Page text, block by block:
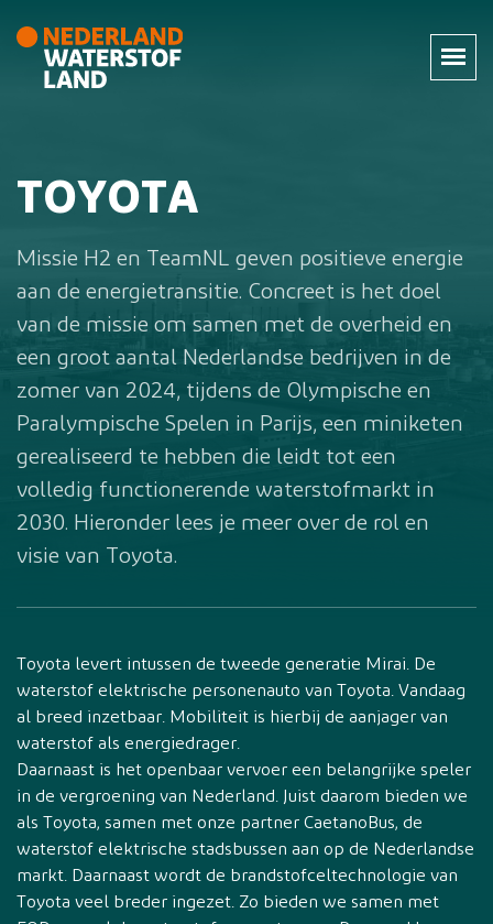
TOYOTA
Missie H2 en TeamNL geven positieve energie
aan de energietransitie. Concreet is het doel
van de missie om samen met de overheid en
een groot aantal Nederlandse bedrijven in de
zomer van 2024, tijdens de Olympische en
Paralympische Spelen in Parijs, een miniketen
gerealiseerd te hebben die leidt tot een
volledig functionerende waterstofmarkt in
2030. Hieronder lees je meer over de rol en
visie van Toyota.
Toyota levert intussen de tweede generatie Mirai. De
waterstof elektrische personenauto van Toyota. Vandaag
al breed inzetbaar. Mobiliteit is hierbij de aanjager van
waterstof als energiedrager.
Daarnaast is het openbaar vervoer een belangrijke speler
in de vergroening van Nederland. Juist daarom bieden we
als Toyota, samen met onze partner CaetanoBus, de
waterstof elektrische stadsbussen aan op de Nederlandse
markt. Daarnaast wordt de brandstofceltechnologie van
Toyota veel breder ingezet. Zo bieden we samen met